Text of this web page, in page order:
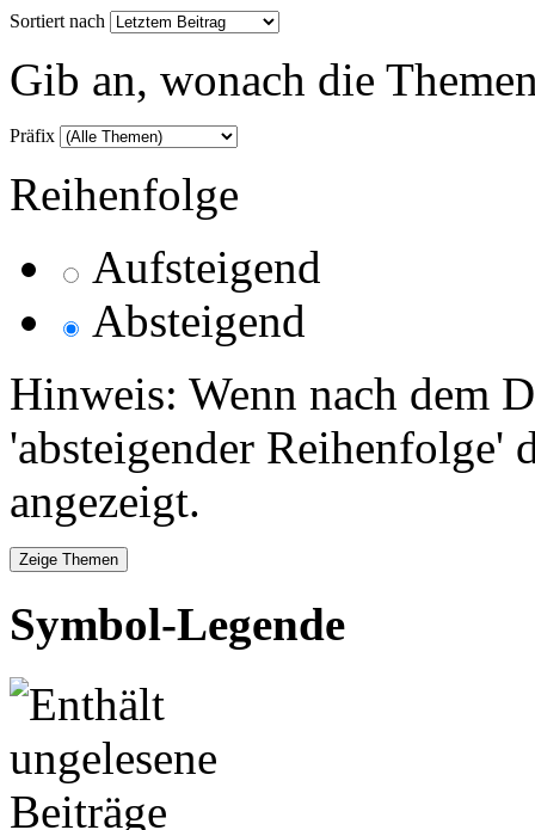
Sortiert nach
Gib an, wonach die
Präfix
Reihenfolge
Aufsteigend
Absteigend
Hinweis: Wenn nach dem
'absteigender Reihenfolge'
angezeigt.
Symbol-Legende